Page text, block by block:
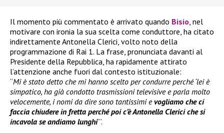
Il momento più commentato è arrivato quando Bisio , nel
motivare con ironia la sua scelta come conduttore, ha citato
indirettamente Antonella Clerici, volto noto della
programmazione di Rai 1. La frase, pronunciata davanti al
Presidente della Repubblica, ha rapidamente attirato
l’attenzione anche fuori dal contesto istituzionale:
“Mi è stato detto che mi hanno scelto per condurre perché ‘lei è
simpatico, ha già condotto trasmissioni televisive e parla molto
velocemente, i nomi da dire sono tantissimi evogliamo che ci
faccia chiudere in fretta perché poi c’è Antonella Clerici che si
incavola se andiamo lunghi’”.